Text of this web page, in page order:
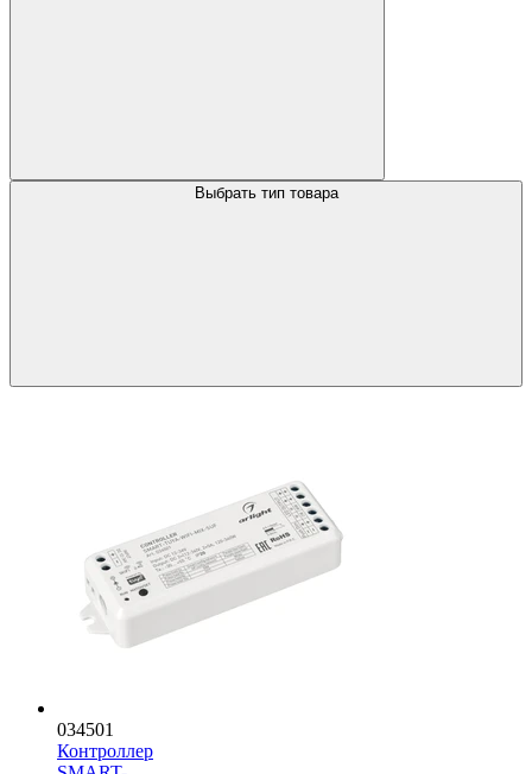
Выбрать тип товара
034501
Контроллер